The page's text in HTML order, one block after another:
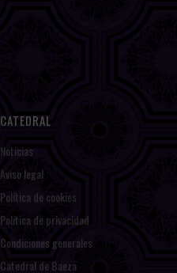
CATEDRAL
Noticias
Aviso legal
Política de cookies
Política de privacidad
Condiciones generales
Catedral de Baeza